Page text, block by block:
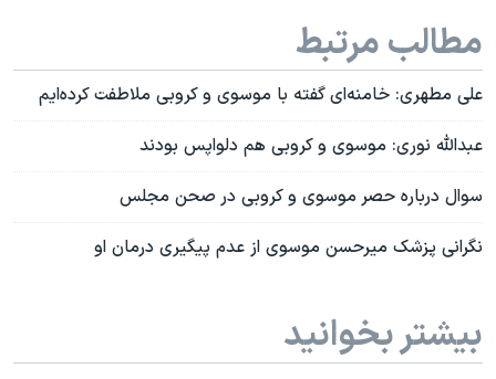
مطالب مرتبط
علی مطهری: خامنه‌ای گفته با موسوی و کروبی ملاطفت کرده‌ایم
عبدالله نوری: موسوی و کروبی هم دلواپس بودند
سوال درباره حصر موسوی و کروبی در صحن مجلس
نگرانی پزشک میرحسن موسوی از عدم پیگیری درمان او
بیشتر بخوانید